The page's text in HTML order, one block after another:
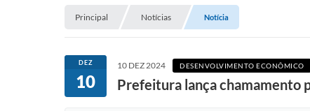
Processo de Contratação -
Concursos e Processos Seletivos
Principal Notícias Notícia
DEZ
10
10 DEZ 2024 DESENVOLVIMENTO ECONÔMICO
Prefeitura lança chamamento